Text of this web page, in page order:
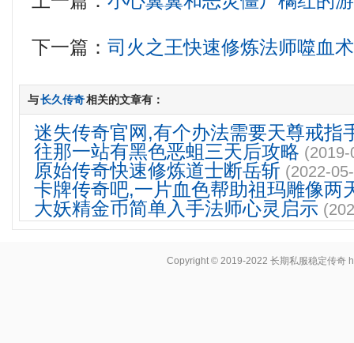
下一篇：司火之王快速修炼法师噬血术
与长久传奇相关的文章有：
迷失传奇官网,有个办法需要天尊戒指
往那一站有黑色恶蛆三天后攻略
原始传奇快速修炼道士断岳斩 (2022-
卡牌传奇吧,一片血色帮助祖玛雕像两
大妖精金币简单入手法师心灵启示
Copyright © 2019-2022长期私服稳定传奇